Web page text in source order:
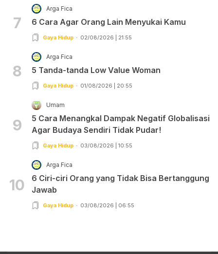
7
Arga Fica
6 Cara Agar Orang Lain Menyukai Kamu
Gaya Hidup 02/08/2026 | 21:55
8
Arga Fica
5 Tanda-tanda Low Value Woman
Gaya Hidup 01/08/2026 | 20:55
9
Umam
5 Cara Menangkal Dampak Negatif Globalisasi
Agar Budaya Sendiri Tidak Pudar!
Gaya Hidup 03/08/2026 | 10:55
10
Arga Fica
6 Ciri-ciri Orang yang Tidak Bisa Bertanggung
Jawab
Gaya Hidup 03/08/2026 | 06:55